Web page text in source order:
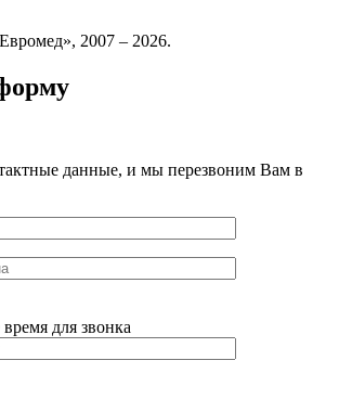
2007 – 2026.
данные, и мы перезвоним Вам в
для звонка